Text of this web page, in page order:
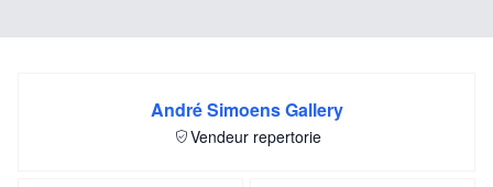
André Simoens Gallery
Vendeur repertorie